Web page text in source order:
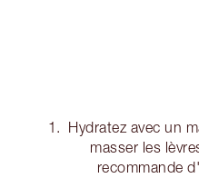
Hydratez avec un
masser les
recommande